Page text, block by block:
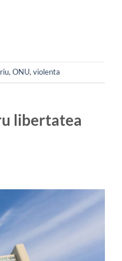
, ONU, violenta
libertatea